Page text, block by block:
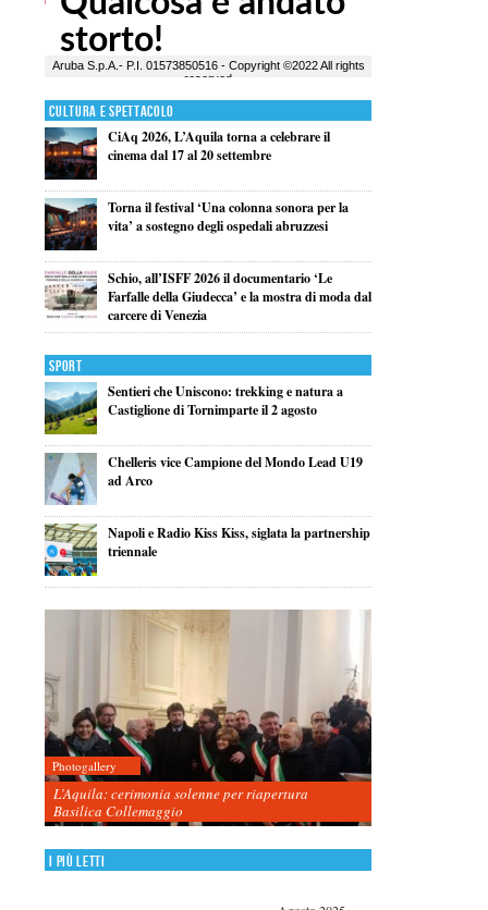
Cultura e Spettacolo
CiAq 2026, L’Aquila torna a celebrare il
cinema dal 17 al 20 settembre
Torna il festival ‘Una colonna sonora per la
vita’ a sostegno degli ospedali abruzzesi
Schio, all’ISFF 2026 il documentario ‘Le
Farfalle della Giudecca’ e la mostra di moda dal
carcere di Venezia
Sport
Sentieri che Uniscono: trekking e natura a
Castiglione di Tornimparte il 2 agosto
Chelleris vice Campione del Mondo Lead U19
ad Arco
Napoli e Radio Kiss Kiss, siglata la partnership
triennale
Photogallery
L’Aquila: cerimonia solenne per riapertura
Basilica Collemaggio
I più letti